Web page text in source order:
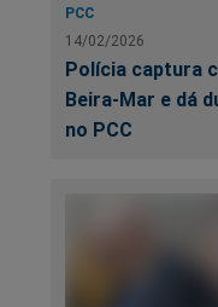
PCC
14/02/2026
Polícia captura
Beira-Mar e dá
no PCC